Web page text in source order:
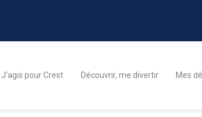
J'agis pour Crest Découvrir, me divertir Mes